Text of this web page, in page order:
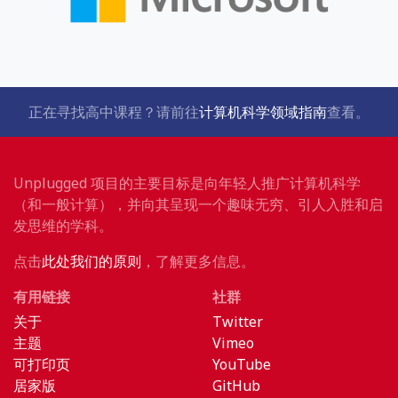
正在寻找高中课程？请前往计算机科学领域指南查看。
Unplugged 项目的主要目标是向年轻人推广计算机科学
（和一般计算），并向其呈现一个趣味无穷、引人入胜和启
发思维的学科。
点击此处我们的原则 ，了解更多信息。
有用链接
关于
主题
可打印页
居家版
社群
Twitter
Vimeo
YouTube
GitHub